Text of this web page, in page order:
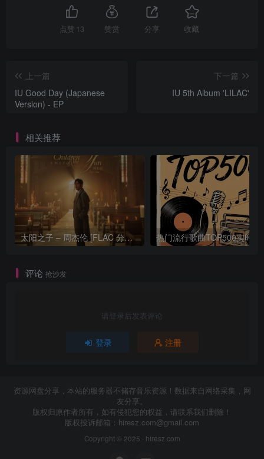
点赞 13 赞赏 分享 收藏
上一篇
IU Good Day (Japanese
Version) - EP
下一篇
IU 5th Album 'LILAC'
相关推荐
太阳之子 – 周杰伦 [FLAC 分轨 192Khz 24bit]
评论 抢沙发
请登录后发表评论
登录 注册
资源网盘分享，本站的服务器不储存音乐资源！数据来自网络采集，网
友分享。
版权归原作者所有，如有侵犯您的权益，请联系我们删除！
版权投诉邮箱： hiresz.com@gmail.com
Copyright © 2025 · hiresz.com